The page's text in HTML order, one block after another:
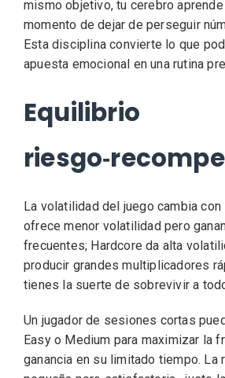
mismo objetivo, tu cerebro
momento de dejar de perseguir
Esta disciplina convierte lo que
apuesta emocional en una rutina
Equilibrio
La volatilidad del juego cambia
ofrece menor volatilidad pero
frecuentes; Hardcore da alta
producir grandes multiplicadores
tienes la suerte de sobrevivir a
Un jugador de sesiones cortas
Easy o Medium para maximizar la
ganancia en su limitado tiempo. La